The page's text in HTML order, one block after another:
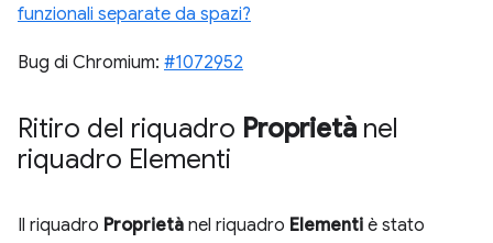
funzionali separate da spazi?
Bug di Chromium: #1072952
Ritiro del riquadro Proprietà nel
riquadro Elementi
Il riquadro Proprietà nel riquadro Elementi è stato